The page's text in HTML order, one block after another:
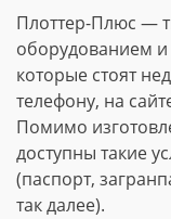
Плоттер-Плюс —
оборудованием
которые стоят
телефону, на
Помимо
доступны такие
(паспорт,
так далее).